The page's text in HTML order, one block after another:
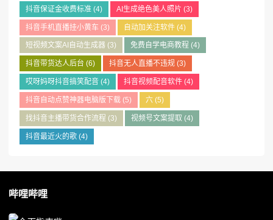
抖音保证金收费标准(4) AI生成绝色美人照片 (3)
抖音手机直播挂小黄车(3) 自动加关注软件 (4)
短视频文案AI自动生成器(3) 免费自学电商教程 (4)
抖音带货达人后台 (6) 抖音无人直播不违规 (3)
哎呀妈呀抖音搞笑配音(4) 抖音视频配音软件 (4)
抖音自动点赞神器电脑版下载(5) 六 (5)
找抖音主播带货合作流程 (3) 视频号文案提取 (4)
抖音最近火的歌(4)
哔哩哔哩